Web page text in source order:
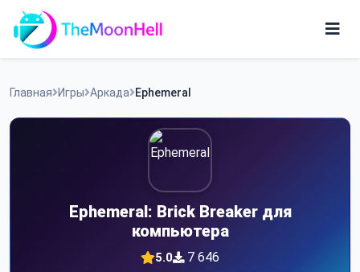
Skip
content
Приложения
Главная Игры Аркада Ephemeral
Ephemeral: Brick Breaker для
компьютера
5.0 7 646